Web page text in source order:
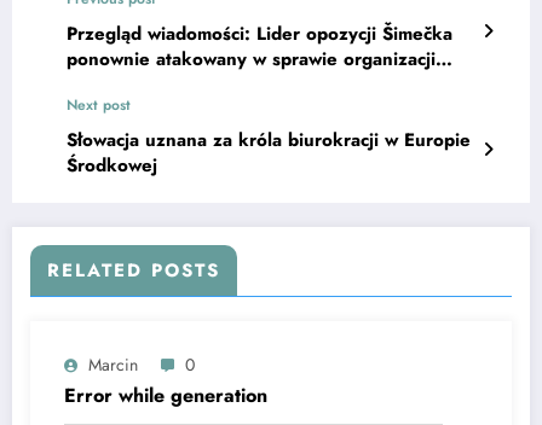
Przegląd wiadomości: Lider opozycji Šimečka
ponownie atakowany w sprawie organizacji
Next post
Słowacja uznana za króla biurokracji w Europie
Środkowej
RELATED POSTS
Marcin 0
Error while generation